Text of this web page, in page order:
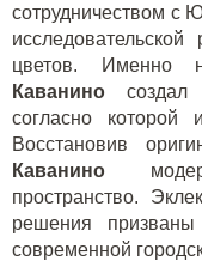
сотрудничеством
цветов. Именно
Каванино создал
согласно которой
Восстановив
Каванино
пространство.
решения призваны
современной